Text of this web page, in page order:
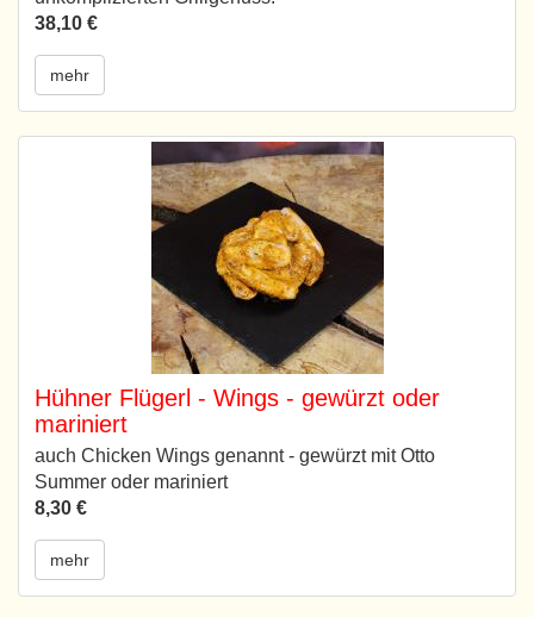
38,10 €
mehr
Hühner Flügerl - Wings - gewürzt oder
mariniert
auch Chicken Wings genannt - gewürzt mit Otto
Summer oder mariniert
8,30 €
mehr